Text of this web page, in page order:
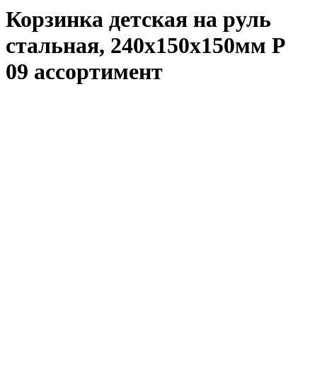
Корзинка детская на руль
стальная, 240x150x150мм P
09 ассортимент